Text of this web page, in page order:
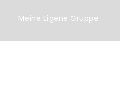
Meine Eigene Gruppe